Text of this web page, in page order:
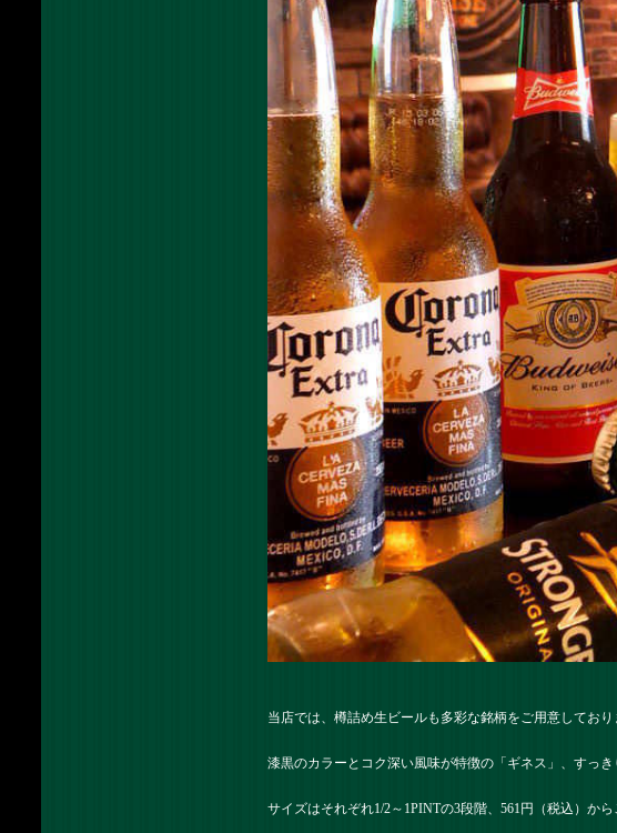
当店では、樽詰め生ビールも多彩な銘柄をご用意しており
漆黒のカラーとコク深い風味が特徴の「ギネス」、すっ
サイズはそれぞれ1/2～1PINTの3段階、561円（税込）から